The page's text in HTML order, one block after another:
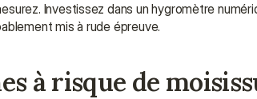
Investissez dans un hygromètre
mis à rude épreuve.
à risque de